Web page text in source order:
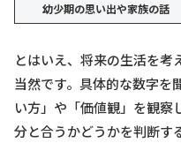
幼少期の思い出や家族の話
とはいえ、将来の生活を
当然です。具体的な数字を
い方」や「価値観」を観察
分と合うかどうかを判断す